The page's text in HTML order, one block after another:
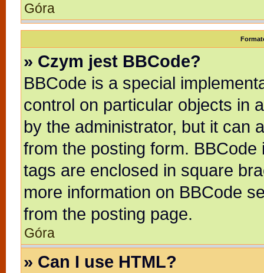
Góra
» Czym jest BBCode?
BBCode is a special
control on particular objects in
by the administrator, but it can
from the posting form.
tags are enclosed in square
more information on BBCode
from the posting page.
Góra
» Can I use HTML?